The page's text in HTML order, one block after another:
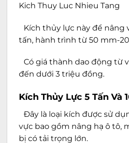
Kich Thuy Luc Nhieu Tang
Kích thủy lực này để nâng
tấn, hành trình từ 50 mm-
Có giá thành dao động từ
đến dưới 3 triệu đồng.
Kích Thủy Lực 5 Tấn Và
Đây là loại kích được sử
vực bao gồm nâng hạ ô tô,
bị có tải trọng lớn.